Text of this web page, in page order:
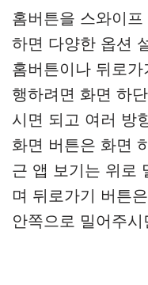
홈버튼을 스와이
하면 다양한 옵션
홈버튼이나 뒤로
행하려면 화면 하
시면 되고 여러 방
화면 버튼은 화면
근 앱 보기는 위로
며 뒤로가기 버튼
안쪽으로 밀어주시